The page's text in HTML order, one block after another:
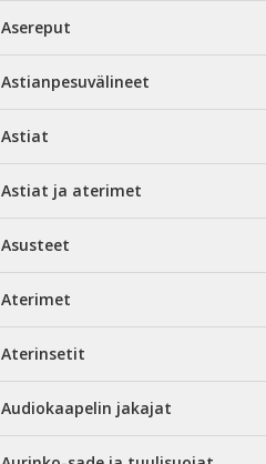
Asereput
Astianpesuvälineet
Astiat
Astiat ja aterimet
Asusteet
Aterimet
Aterinsetit
Audiokaapelin jakajat